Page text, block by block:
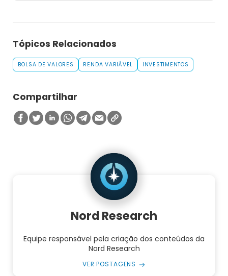
Tópicos Relacionados
BOLSA DE VALORES RENDA VARIÁVEL INVESTIMENTOS
Compartilhar
Nord Research
Equipe responsável pela criação dos conteúdos da
Nord Research
VER POSTAGENS